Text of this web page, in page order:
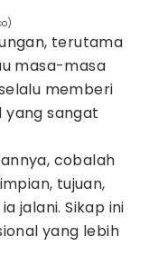
terutama
masa-masa
memberi
yang sangat
cobalah
tujuan,
jalani. Sikap ini
yang lebih